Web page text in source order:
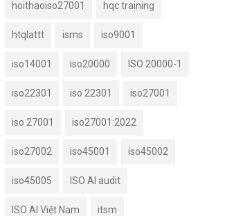
hoithaoiso27001 hqc training
htqlattt isms iso9001
iso14001 iso20000 ISO 20000-1
iso22301 iso 22301 iso27001
iso 27001 iso27001:2022
iso27002 iso45001 iso45002
iso45005 ISO AI audit
ISO AI Việt Nam itsm